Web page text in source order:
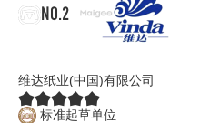
NO.2
维达纸业(中国)有限公司
标准起草单位